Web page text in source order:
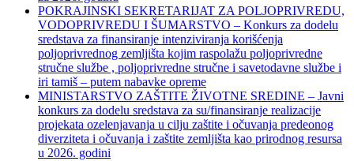
POKRAJINSKI SEKRETARIJAT ZA POLJOPRIVREDU,
VODOPRIVREDU I ŠUMARSTVO – Konkurs za dodelu
sredstava za finansiranje intenziviranja korišćenja
poljoprivrednog zemljišta kojim raspolažu poljoprivredne
stručne službe , poljoprivredne stručne i savetodavne službe i
iri tamiš ‒ putem nabavke opreme
MINISTARSTVO ZAŠTITE ŽIVOTNE SREDINE – Javni
konkurs za dodelu sredstava za su/finansiranje realizacije
projekata ozelenjavanja u cilju zaštite i očuvanja predeonog
diverziteta i očuvanja i zaštite zemljišta kao prirodnog resursa
u 2026. godini